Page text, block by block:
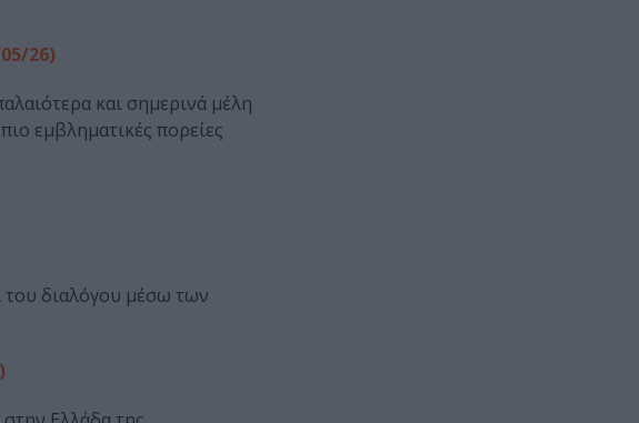
26)
και σημερινά μέλη
εμβληματικές πορείες
του διαλόγου μέσω των